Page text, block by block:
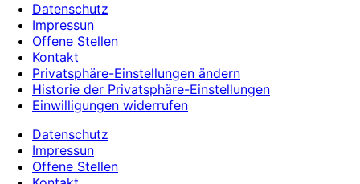
Datenschutz
Impressun
Offene Stellen
Kontakt
Privatsphäre-Einstellungen ändern
Historie der Privatsphäre-Einstellungen
Einwilligungen widerrufen
Datenschutz
Impressun
Offene Stellen